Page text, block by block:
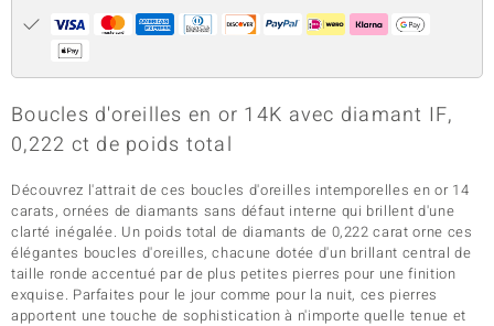
Boucles d'oreilles en or 14K avec diamant IF,
0,222 ct de poids total
Découvrez l'attrait de ces boucles d'oreilles intemporelles en or 14
carats, ornées de diamants sans défaut interne qui brillent d'une
clarté inégalée. Un poids total de diamants de 0,222 carat orne ces
élégantes boucles d'oreilles, chacune dotée d'un brillant central de
taille ronde accentué par de plus petites pierres pour une finition
exquise. Parfaites pour le jour comme pour la nuit, ces pierres
apportent une touche de sophistication à n'importe quelle tenue et